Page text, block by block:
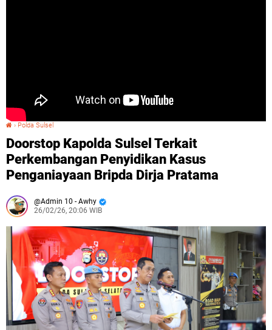
› Polda Sulsel
Doorstop Kapolda Sulsel Terkait
Perkembangan Penyidikan Kasus
Penganiayaan Bripda Dirja Pratama
Admin 10 - Awhy
26/02/26, 20:06 WIB